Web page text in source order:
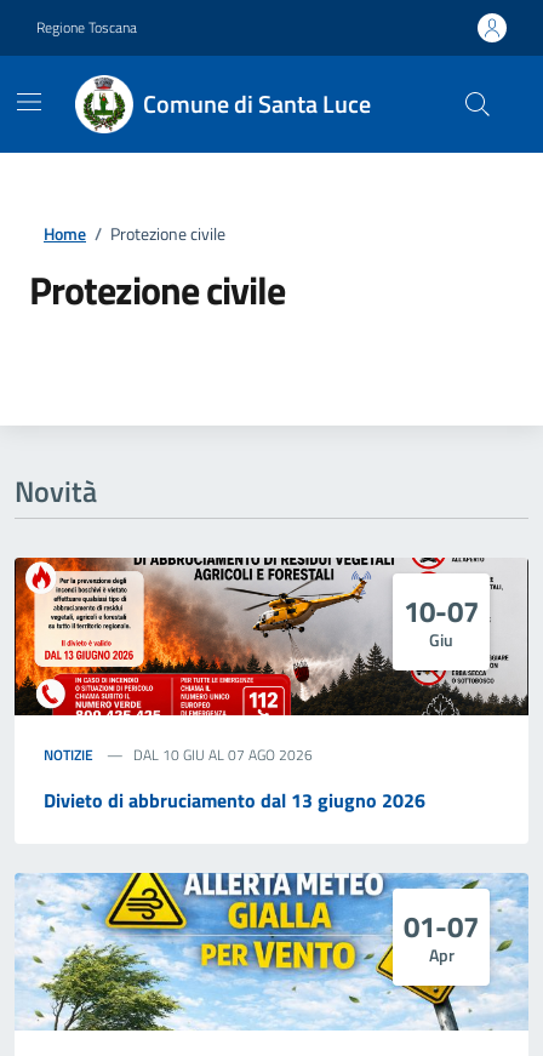
Regione Toscana
Comune di Santa Luce
Home / Protezione civile
Protezione civile
Novità
10-07
Giu
NOTIZIE DAL 10 GIU AL 07 AGO 2026
Divieto di abbruciamento dal 13 giugno 2026
01-07
Apr